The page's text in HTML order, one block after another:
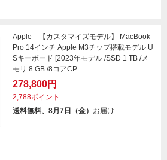
Apple 【カスタマイズモデル】 MacBook
Pro 14インチ Apple M3チップ搭載モデル U
Sキーボード [2023年モデル /SSD 1 TB /メ
モリ 8 GB /8コアCP...
278,800円
2,788ポイント
送料無料、8月7日（金） お届け